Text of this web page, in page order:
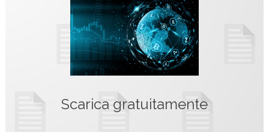
Scarica gratuitamente